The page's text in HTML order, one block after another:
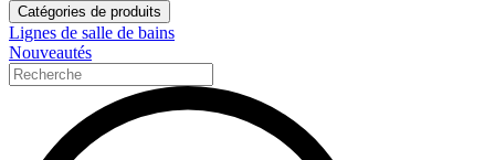
Catégories de produits
Lignes de salle de bains
Nouveautés